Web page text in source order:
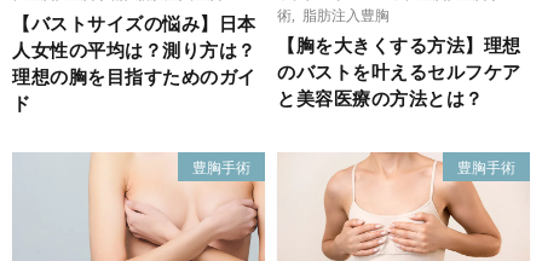
【バストサイズの悩み】日本
人女性の平均は？測り方は？
理想の胸を目指すためのガイ
ド
術
脂肪注入豊胸
【胸を大きくする方法】理想
のバストを叶えるセルフケア
と美容医療の方法とは？
豊胸手術 豊胸手術